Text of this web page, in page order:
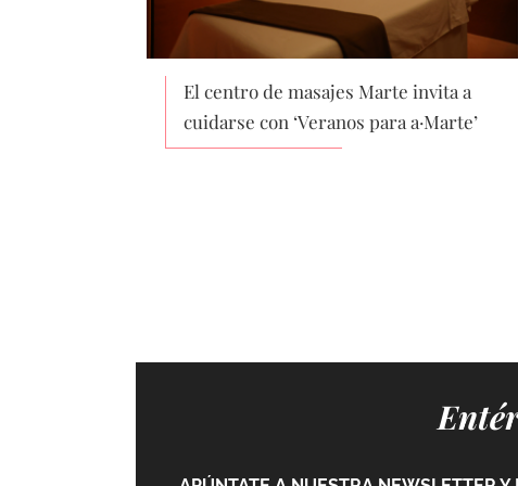
El centro de masajes Marte invita a
cuidarse con ‘Veranos para a·Marte’